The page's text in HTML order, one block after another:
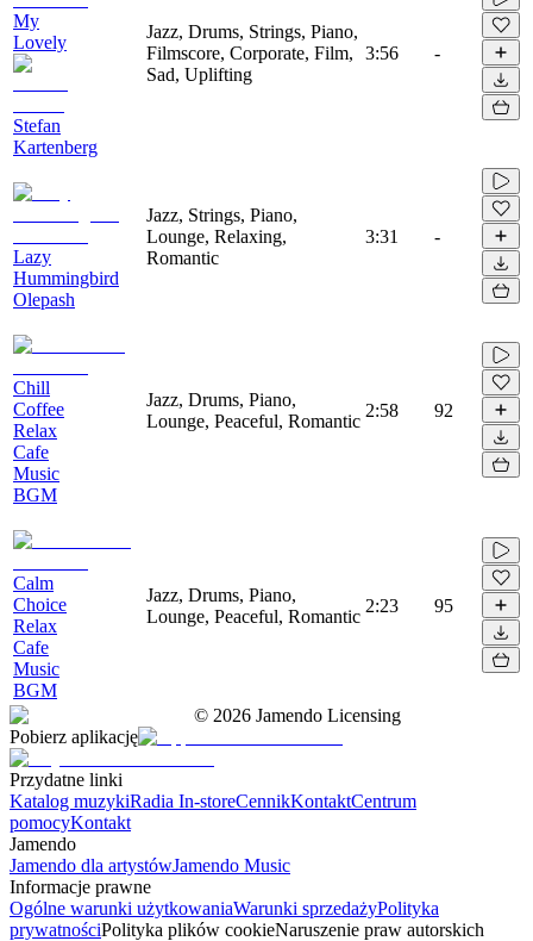
My
Lovely
Stefan
Kartenberg
Jazz, Drums, Strings, Piano,
Filmscore, Corporate, Film,
Sad, Uplifting
3:56 -
Lazy
Hummingbird
Olepash
Jazz, Strings, Piano,
Lounge, Relaxing,
Romantic
3:31 -
Chill
Coffee
Relax
Cafe
Music
BGM
Jazz, Drums, Piano,
Lounge, Peaceful, Romantic
2:58 92
Calm
Choice
Relax
Cafe
Music
BGM
Jazz, Drums, Piano,
Lounge, Peaceful, Romantic
2:23 95
© 2026 Jamendo Licensing
Pobierz aplikację
Przydatne linki
Katalog muzykiRadia In-storeCennikKontaktCentrum
pomocyKontakt
Jamendo
Jamendo dla artystówJamendo Music
Informacje prawne
Ogólne warunki użytkowaniaWarunki sprzedażyPolityka
prywatnościPolityka plików cookieNaruszenie praw autorskich